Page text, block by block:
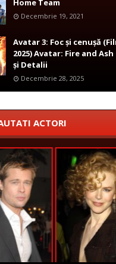
Home Team
Decembrie 19, 2021
Avatar 3: Foc și cenușă
2025) Avatar: Fire and
și Detalii
Decembrie 28, 2025
ACTORI